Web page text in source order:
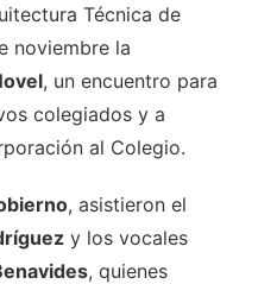
Técnica de
noviembre la
, un encuentro para
colegiados y a
al Colegio.
, asistieron el
y los vocales
, quienes